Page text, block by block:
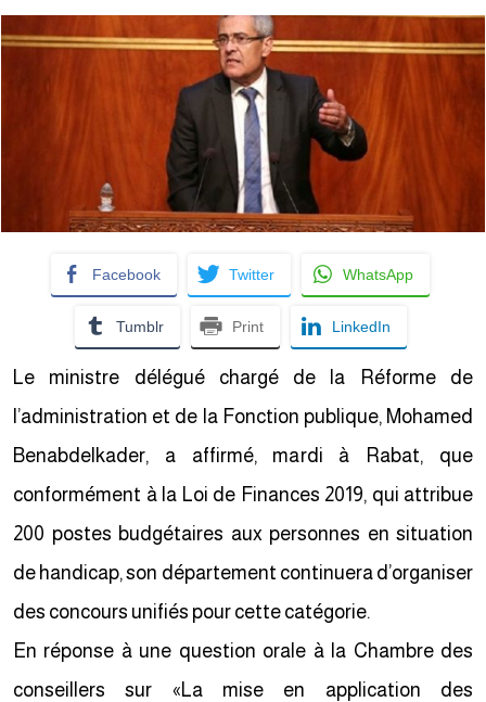
Facebook Twitter WhatsApp
Tumblr Print LinkedIn
Le ministre délégué chargé de la Réforme de
l’administration et de la Fonction publique, Mohamed
Benabdelkader, a affirmé, mardi à Rabat, que
conformément à la Loi de Finances 2019, qui attribue
200 postes budgétaires aux personnes en situation
de handicap, son département continuera d’organiser
des concours unifiés pour cette catégorie.
En réponse à une question orale à la Chambre des
conseillers sur «La mise en application des